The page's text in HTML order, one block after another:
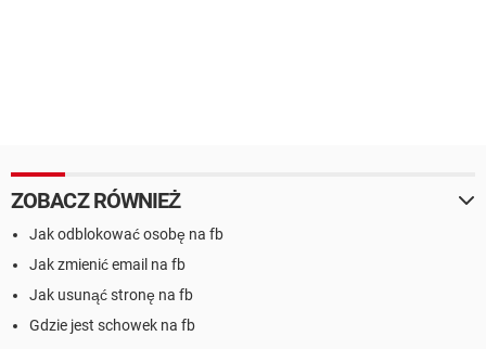
ZOBACZ RÓWNIEŻ
Jak odblokować osobę na fb
Jak zmienić email na fb
Jak usunąć stronę na fb
Gdzie jest schowek na fb